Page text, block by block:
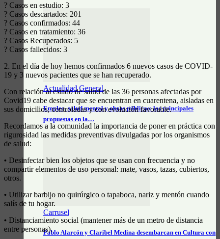
Actualidad General
Empleo, salud mental y obras públicas: las principales
propuestas en la…
Carrusel
Pablo Alarcón y Claribel Medina desembarcan en Cultura con
? Casos en estudio: 3
? Casos descartados: 201
? Casos confirmados: 44
? Casos en tratamiento: 36
? Casos Recuperados: 5
? Casos fallecidos: 3
2. En el día de hoy hemos confirmados 6 nuevos casos de COVID-
19 y 3 nuevos pacientes que se han recuperado.
Con relación al estado de salud de las 36 personas afectadas por
Covid19 cabe destacar que se encuentran en cuarentena, aisladas en
sus domicilios, controladas y con evolución favorable.
Recordamos a la comunidad la importancia de poner en práctica con
rigurosidad las medidas preventivas divulgadas por los organismos
de salud:
• Desinfectar bien los objetos que se usan con frecuencia y no
compartir elementos de uso personal: mate, vasos, tazas, cubiertos,
otros.
• Utilizar barbijo no quirúrgico o tapaboca, nariz y mentón cuando
salís de tu hogar.
• Distanciamiento social (mantener más de un metro de distancia
entre personas).